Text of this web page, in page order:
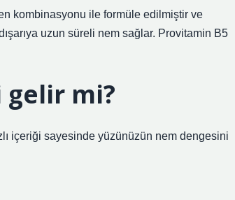
kombinasyonu ile formüle edilmiştir ve
uzun süreli nem sağlar. Provitamin B5
mi?
içeriği sayesinde yüzünüzün nem dengesini